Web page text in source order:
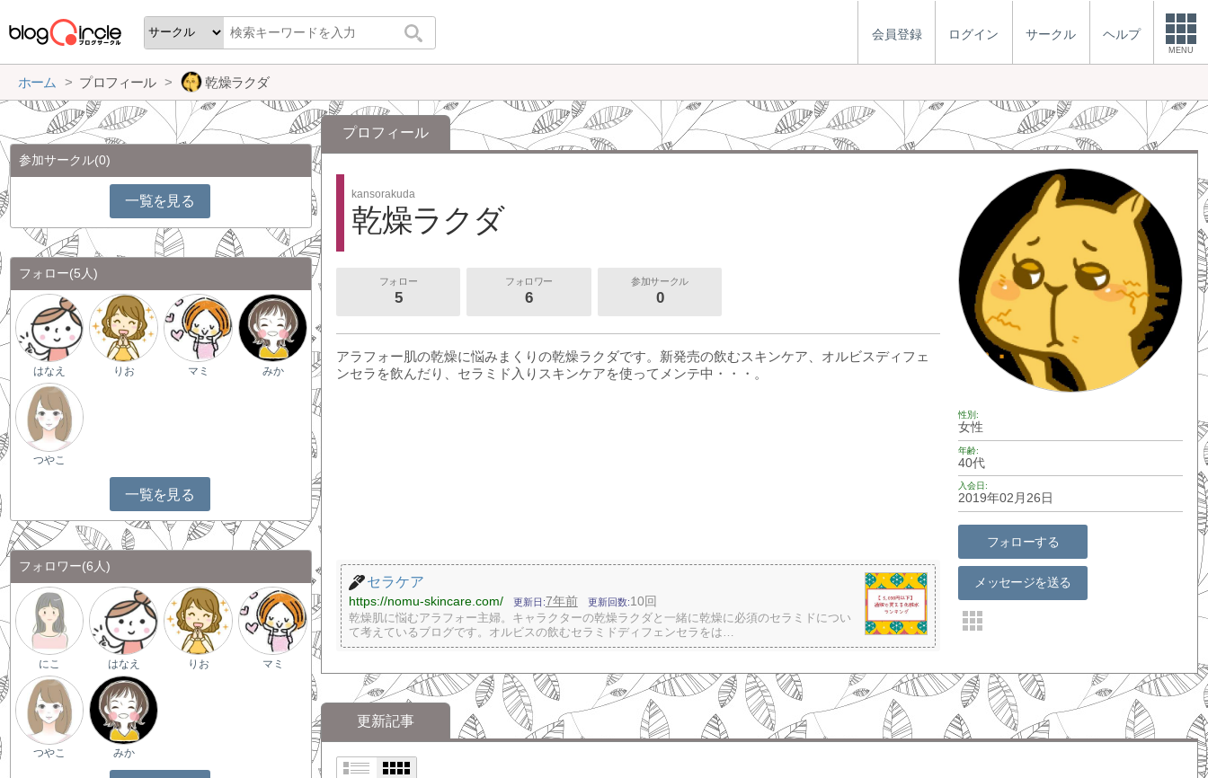
会員登録 ログイン サークル ヘルプ
MENU
ホーム プロフィール 乾燥ラクダ
プロフィール
kansorakuda
乾燥ラクダ
フォロー
5
フォロワー
6
参加サークル
0
性別
女性
年齢
40代
入会日
2019年02月26日
フォローする
メッセージを送る
アラフォー肌の乾燥に悩みまくりの乾燥ラクダです。新発売の飲むスキンケア、オルビスディフェ
ンセラを飲んだり、セラミド入りスキンケアを使ってメンテ中・・・。
セラケア
https://nomu-skincare.com/ 更新日 7年前 更新回数 10回
乾燥肌に悩むアラフォー主婦。キャラクターの乾燥ラクダと一緒に乾燥に必須のセラミドについ
て考えているブログです。オルビスの飲むセラミドディフェンセラをは…
更新記事
参加サークル(0)
一覧を見る
フォロー(5人)
はなえ りお マミ みか
つやこ
一覧を見る
フォロワー(6人)
にこ はなえ りお マミ
つやこ みか